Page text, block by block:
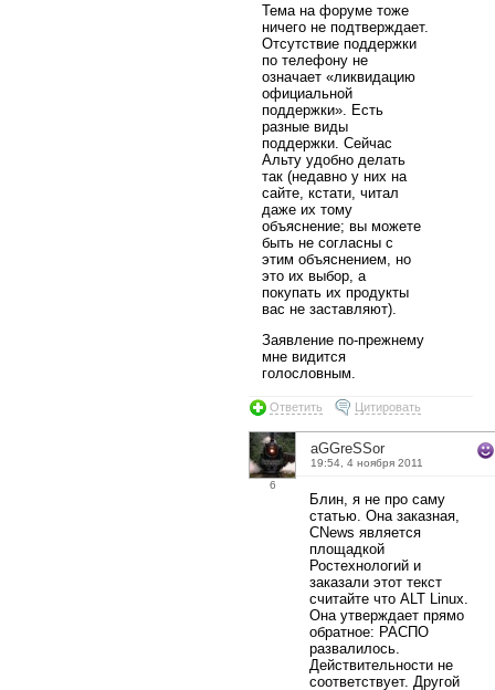
Тема на форуме тоже
ничего не подтверждает.
Отсутствие поддержки
по телефону не
означает «ликвидацию
официальной
поддержки». Есть
разные виды
поддержки. Сейчас
Альту удобно делать
так (недавно у них на
сайте, кстати, читал
даже их тому
объяснение; вы можете
быть не согласны с
этим объяснением, но
это их выбор, а
покупать их продукты
вас не заставляют).
Заявление по-прежнему
мне видится
голословным.
Ответить Цитировать
6
aGGreSSor
19:54, 4 ноября 2011
Блин, я не про саму
статью. Она заказная,
CNews является
площадкой
Ростехнологий и
заказали этот текст
считайте что ALT Linux.
Она утверждает прямо
обратное: РАСПО
развалилось.
Действительности не
соответствует. Другой